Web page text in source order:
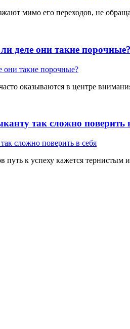
мимо его переходов, не
деле они такие порочные?
оказываются в центре
так сложно поверить
к успеху кажется